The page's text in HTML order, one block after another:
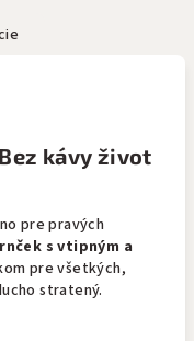
kávy život
pre pravých
s vtipným a
pre všetkých,
stratený.